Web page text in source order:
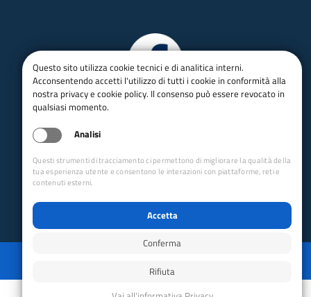
Powered by GRUPPO YEC
Questo sito utilizza cookie tecnici e di analitica interni.
Acconsentendo accetti l'utilizzo di tutti i cookie in conformità alla
nostra privacy e cookie policy. Il consenso può essere revocato in
qualsiasi momento.
Analisi
Questi strumenti di tracciamento ci permettono di migliorare la qualità della
tua esperienza utente e consentono le interazioni con piattaforme, reti e
contenuti esterni.
Accetta
Conferma
Rifiuta